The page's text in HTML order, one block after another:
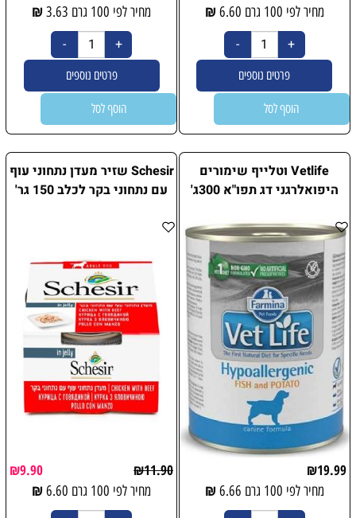
מחיר לפי 100 גרם 6.60
₪
פרטים נוספים
הוסף לסל
מחיר לפי 100 גרם 3.63
₪
פרטים נוספים
הוסף לסל
Vetlife וטלייף שימורים
היפואלרגני דג תפו"א 300ג'
₪19.99
מחיר לפי 100 גרם 6.66
₪
Schesir שזיר מעדן נתחוני עוף
עם נתחוני בקר לכלב 150 גר'
₪11.90
₪9.90
מחיר לפי 100 גרם 6.60
₪